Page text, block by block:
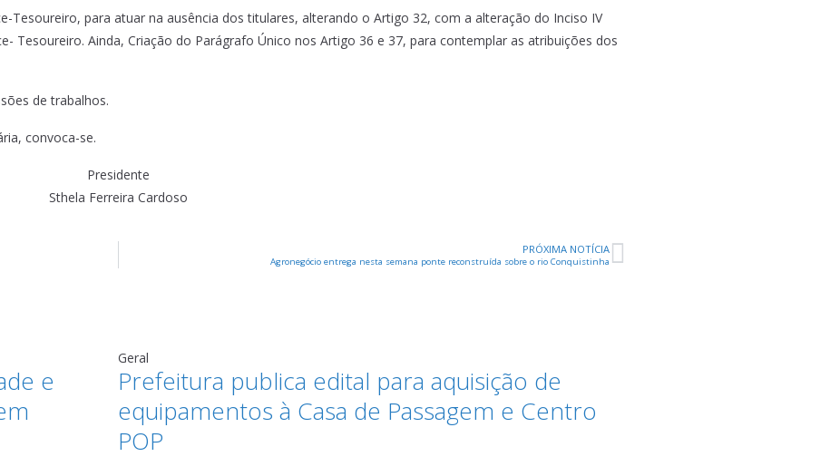
Tesoureiro, para atuar na ausência dos titulares, alterando o Artigo 32, com a alteração do Inciso IV
Tesoureiro. Ainda, Criação do Parágrafo Único nos Artigo 36 e 37, para contemplar as atribuições dos
de trabalhos.
convoca-se.
Presidente
Sthela Ferreira Cardoso
PRÓXIMA NOTÍCIA
Agronegócio entrega nesta semana ponte reconstruída sobre o rio Conquistinha
e
Geral
Prefeitura publica edital para aquisição de
equipamentos à Casa de Passagem e Centro
POP